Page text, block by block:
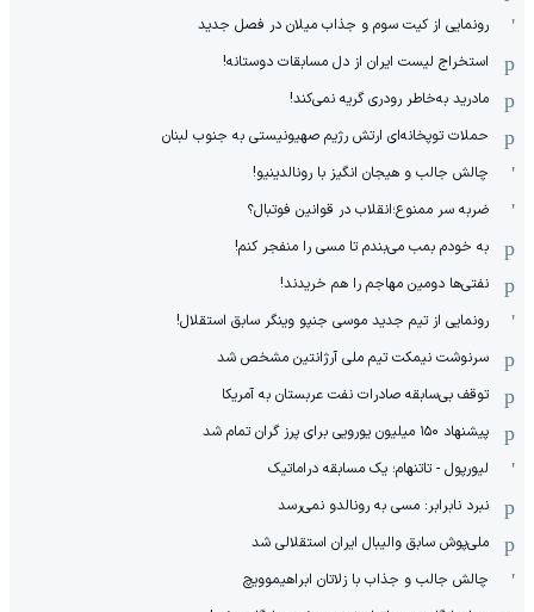
رونمایی از کیت سوم و جذاب میلان در فصل جدید
استخراج لیست ایران از دل مسابقات دوستانه!
مادرید به‌خاطر رودری گریه نمی‌کند!
حملات توپخانه‌ای ارتش رژیم صهیونیستی به جنوب لبنان
چالش جالب و هیجان انگیز با رونالدینیو!
ضربه سر ممنوع؛انقلاب در قوانین فوتبال؟
به خودم بمب می‌بندم تا مسی را منفجر کنم!
نفتی‌ها دومین مهاجم را هم خریدند!
رونمایی از تیم جدید موسی جنپو وینگر سابق استقلال!
سرنوشت نیمکت تیم ملی آرژانتین مشخص شد
توقف بی‌سابقه صادرات نفت عربستان به آمریکا
پیشنهاد ۱۵۰ میلیون یورویی برای پرز گران تمام شد
لیورپول - تاتنهام؛ یک مسابقه دراماتیک
نبرد نابرابر: مسی به رونالدو نمی‌رسد
ملی‌پوش سابق والیبال ایران استقلالی شد
چالش جالب و جذاب با زلاتان ابراهیموویچ